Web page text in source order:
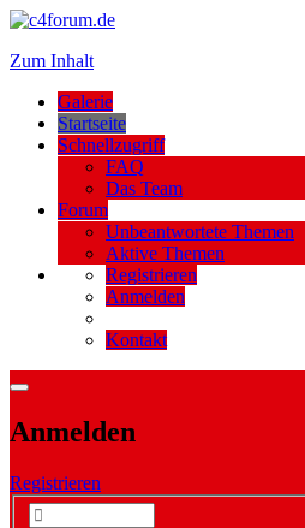
Zum Inhalt
Galerie
Startseite
Schnellzugriff
FAQ
Das Team
Forum
Unbeantwortete Themen
Aktive Themen
Registrieren
Anmelden
Kontakt
Anmelden
Registrieren